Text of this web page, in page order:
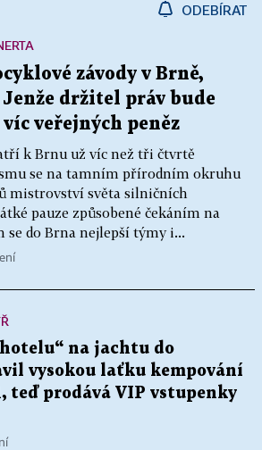
ODEBÍRAT
závody v Brně,
držitel práv bude
veřejných peněz
k Brnu už víc než tři čtvrtě
se na tamním přírodním okruhu
mistrovství světa silničních
pauze způsobené čekáním na
se do Brna nejlepší týmy i...
na jachtu do
vysokou laťku kempování
teď prodává VIP vstupenky